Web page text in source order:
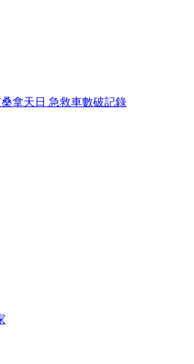
拿天日 急救車數破記錄